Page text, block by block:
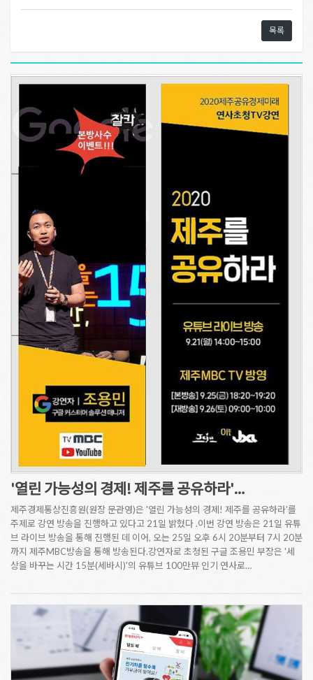
목록
'열린 가능성의 경제! 제주를 공유하라'…
제주경제통상진흥원(원장 문관영)은 '열린 가능성의 경제! 제주를 공유하라'를
주제로 강연 방송을 진행하고 있다고 21일 밝혔다 .이번 강연 방송은 21일 유튜
브 라이브 방송을 통해 진행된 데 이어, 오는 25일 오후 6시 20분부터 7시 20분
까지 제주MBC방송을 통해 방송된다.강연자로 초청된 구글 조용민 부장은 '세
상을 바꾸는 시간 15분(세바시)'의 유튜브 100만뷰 인기 연사로…